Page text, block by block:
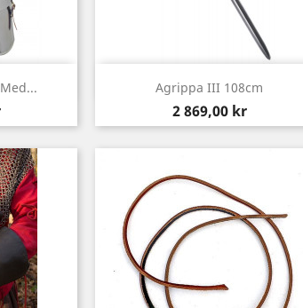
Agrippa III 108cm
Pris
2 869,00 kr
Snabbvy